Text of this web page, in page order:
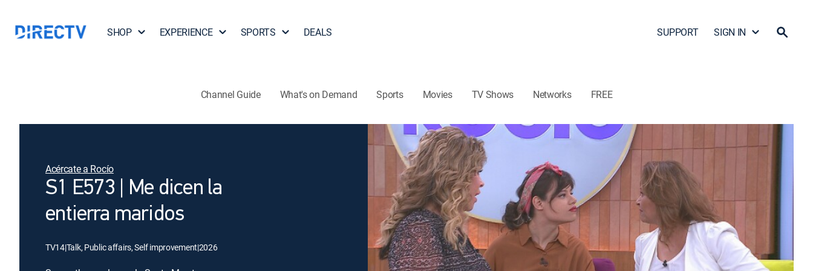
SHOP EXPERIENCE SPORTS DEALS SUPPORT SIGN IN
Channel Guide What's on Demand Sports Movies TV Shows Networks FREE
Acércate a Rocío
S1 E573 | Me dicen la
entierra maridos
TV14|Talk, Public affairs, Self improvement|2026